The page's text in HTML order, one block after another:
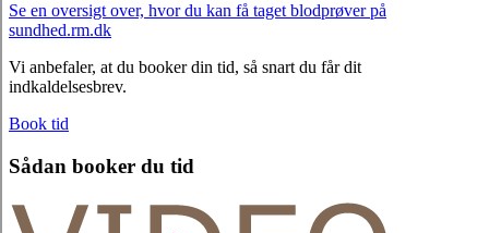
Se en oversigt over, hvor du kan få taget blodprøver på
sundhed.rm.dk
Vi anbefaler, at du booker din tid, så snart du får dit
indkaldelsesbrev.
Book tid
Sådan booker du tid